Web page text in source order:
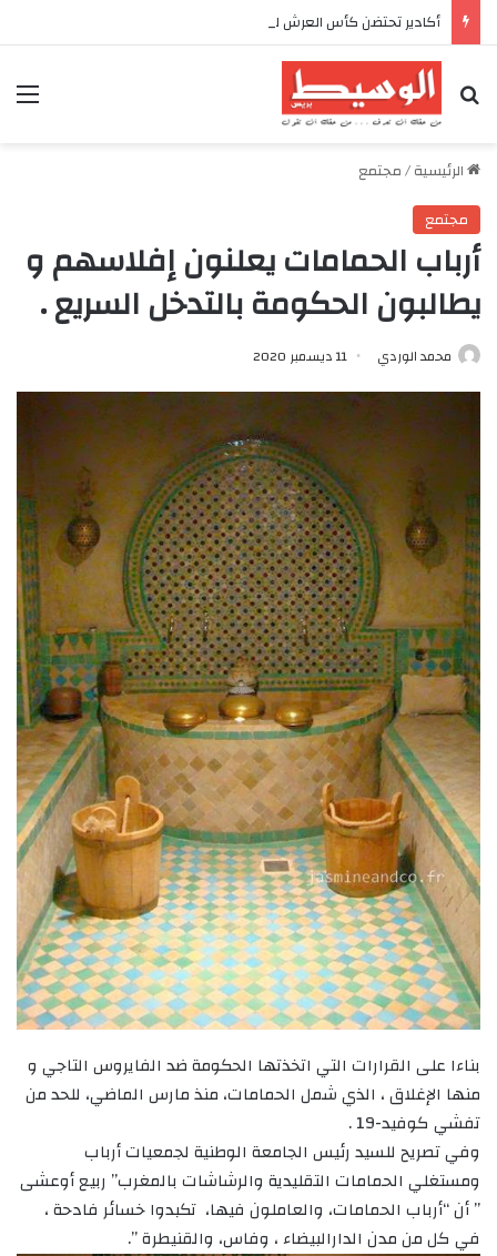
بحث عن
الرئيسية/مجتمع
مجتمع
أرباب الحمامات يعلنون إفلاسهم و
يطالبون الحكومة بالتدخل السريع .
محمد الوردي 11 ديسمبر 2020
بناءا على القرارات التي اتخذتها الحكومة ضد الفايروس التاجي و
منها الإغلاق ، الذي شمل الحمامات، منذ مارس الماضي، للحد من
تفشي كوفيد-19 .
وفي تصريح للسيد رئيس الجامعة الوطنية لجمعيات أرباب
ومستغلي الحمامات التقليدية والرشاشات بالمغرب” ربيع أوعشى
” أن “أرباب الحمامات، والعاملون فيها، تكبدوا خسائر فادحة ،
في كل من مدن الدارالبيضاء ، وفاس، والقنيطرة ”.